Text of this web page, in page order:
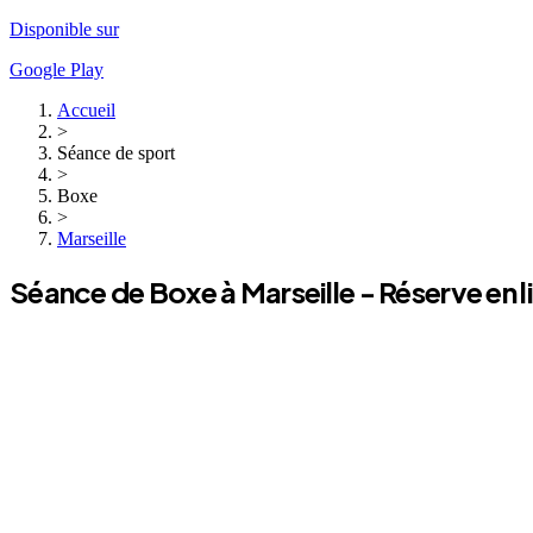
Disponible sur
Google Play
Accueil
>
Séance de sport
>
Boxe
>
Marseille
Séance de Boxeà Marseille - Réserve en